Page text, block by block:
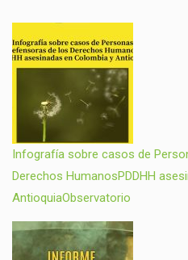
Infografía sobre casos de
Derechos HumanosPDDHH
AntioquiaObservatorio